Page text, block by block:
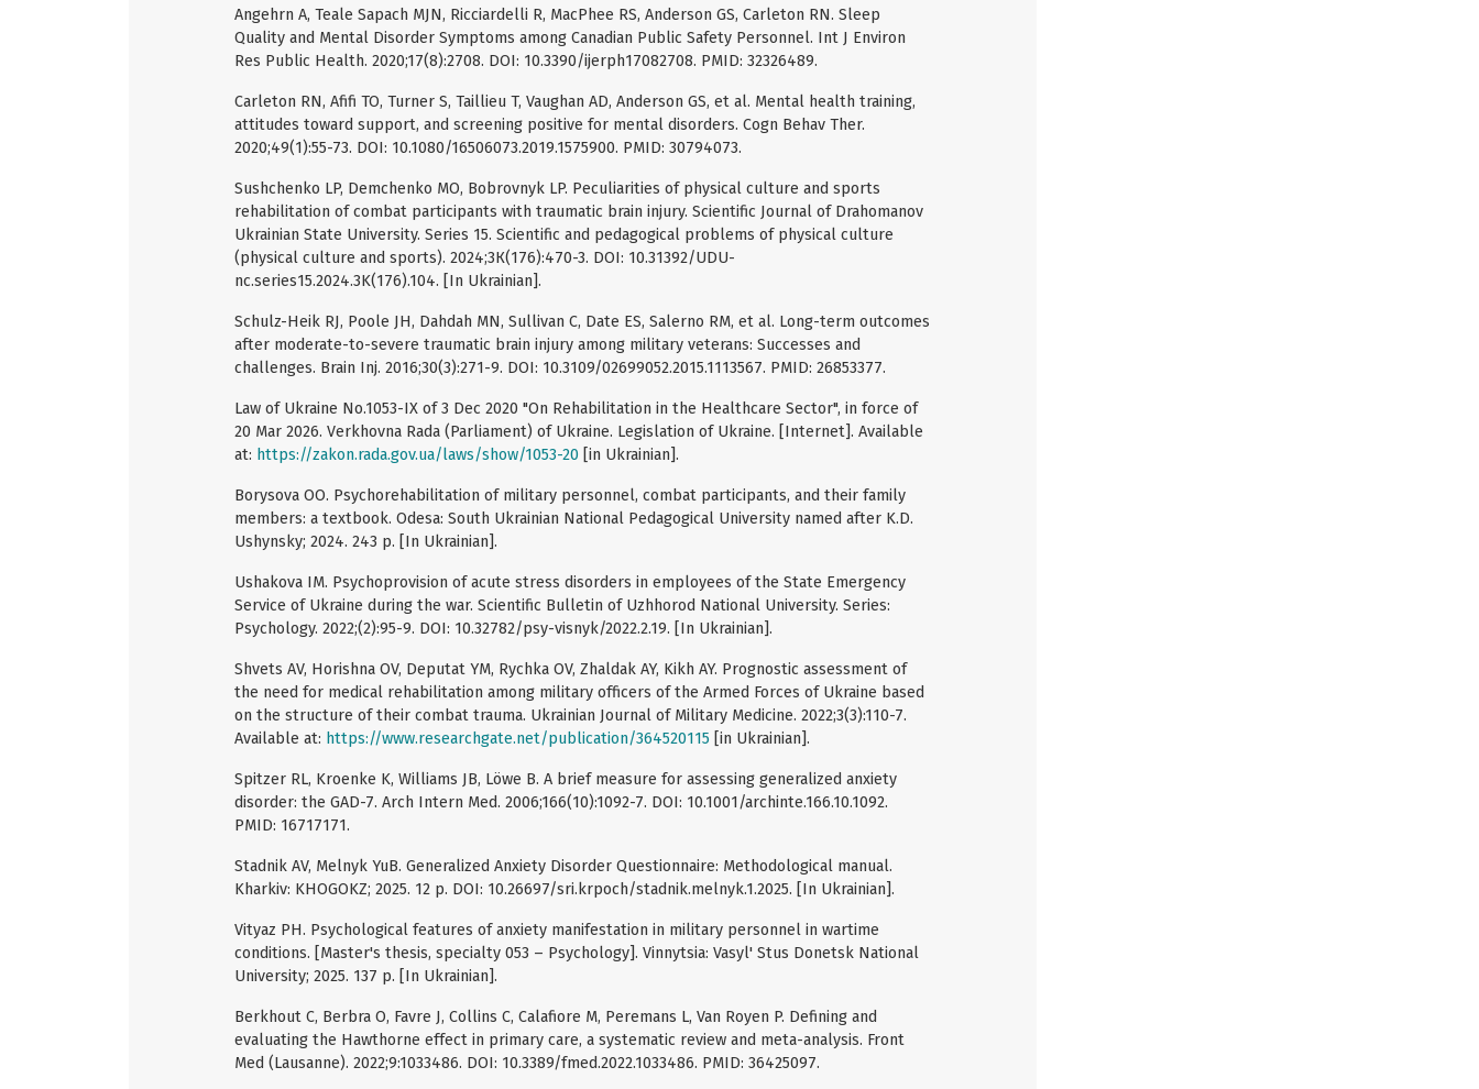
Angehrn A, Teale Sapach MJN, Ricciardelli R, MacPhee RS, Anderson GS, Carleton RN. Sleep
Quality and Mental Disorder Symptoms among Canadian Public Safety Personnel. Int J Environ
Res Public Health. 2020;17(8):2708. DOI: 10.3390/ijerph17082708. PMID: 32326489.
Carleton RN, Afifi TO, Turner S, Taillieu T, Vaughan AD, Anderson GS, et al. Mental health training,
attitudes toward support, and screening positive for mental disorders. Cogn Behav Ther.
2020;49(1):55-73. DOI: 10.1080/16506073.2019.1575900. PMID: 30794073.
Sushchenko LP, Demchenko MO, Bobrovnyk LP. Peculiarities of physical culture and sports
rehabilitation of combat participants with traumatic brain injury. Scientific Journal of Drahomanov
Ukrainian State University. Series 15. Scientific and pedagogical problems of physical culture
(physical culture and sports). 2024;3К(176):470-3. DOI: 10.31392/UDU-
nc.series15.2024.3K(176).104. [In Ukrainian].
Schulz-Heik RJ, Poole JH, Dahdah MN, Sullivan C, Date ES, Salerno RM, et al. Long-term outcomes
after moderate-to-severe traumatic brain injury among military veterans: Successes and
challenges. Brain Inj. 2016;30(3):271-9. DOI: 10.3109/02699052.2015.1113567. PMID: 26853377.
Law of Ukraine No.1053-IX of 3 Dec 2020 "On Rehabilitation in the Healthcare Sector", in force of
20 Mar 2026. Verkhovna Rada (Parliament) of Ukraine. Legislation of Ukraine. [Internet]. Available
at: https://zakon.rada.gov.ua/laws/show/1053-20 [in Ukrainian].
Borysova OO. Psychorehabilitation of military personnel, combat participants, and their family
members: a textbook. Odesa: South Ukrainian National Pedagogical University named after K.D.
Ushynsky; 2024. 243 p. [In Ukrainian].
Ushakova IM. Psychoprovision of acute stress disorders in employees of the State Emergency
Service of Ukraine during the war. Scientific Bulletin of Uzhhorod National University. Series:
Psychology. 2022;(2):95-9. DOI: 10.32782/psy-visnyk/2022.2.19. [In Ukrainian].
Shvets AV, Horishna OV, Deputat YM, Rychka OV, Zhaldak AY, Kikh AY. Prognostic assessment of
the need for medical rehabilitation among military officers of the Armed Forces of Ukraine based
on the structure of their combat trauma. Ukrainian Journal of Military Medicine. 2022;3(3):110-7.
Available at: https://www.researchgate.net/publication/364520115 [in Ukrainian].
Spitzer RL, Kroenke K, Williams JB, Löwe B. A brief measure for assessing generalized anxiety
disorder: the GAD-7. Arch Intern Med. 2006;166(10):1092-7. DOI: 10.1001/archinte.166.10.1092.
PMID: 16717171.
Stadnik AV, Melnyk YuB. Generalized Anxiety Disorder Questionnaire: Methodological manual.
Kharkiv: KHOGOKZ; 2025. 12 p. DOI: 10.26697/sri.krpoch/stadnik.melnyk.1.2025. [In Ukrainian].
Vityaz PH. Psychological features of anxiety manifestation in military personnel in wartime
conditions. [Master's thesis, specialty 053 – Psychology]. Vinnytsia: Vasyl' Stus Donetsk National
University; 2025. 137 p. [In Ukrainian].
Berkhout C, Berbra O, Favre J, Collins C, Calafiore M, Peremans L, Van Royen P. Defining and
evaluating the Hawthorne effect in primary care, a systematic review and meta-analysis. Front
Med (Lausanne). 2022;9:1033486. DOI: 10.3389/fmed.2022.1033486. PMID: 36425097.